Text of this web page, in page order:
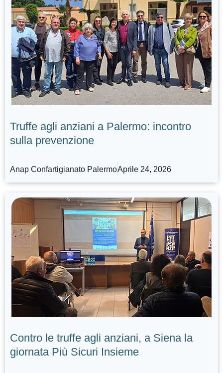
Truffe agli anziani a Palermo: incontro
sulla prevenzione
Anap Confartigianato PalermoAprile 24, 2026
Contro le truffe agli anziani, a Siena la
giornata Più Sicuri Insieme